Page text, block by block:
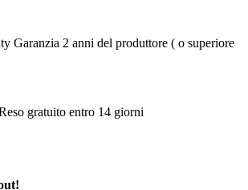
Garanzia 2 anni del produttore ( o superiore
gratuito entro 14 giorni